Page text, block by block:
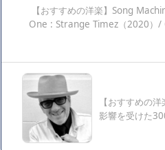
【おすすめの洋楽】Song
One : Strange Timez（2020）/
【おすすめの
影響を受けた